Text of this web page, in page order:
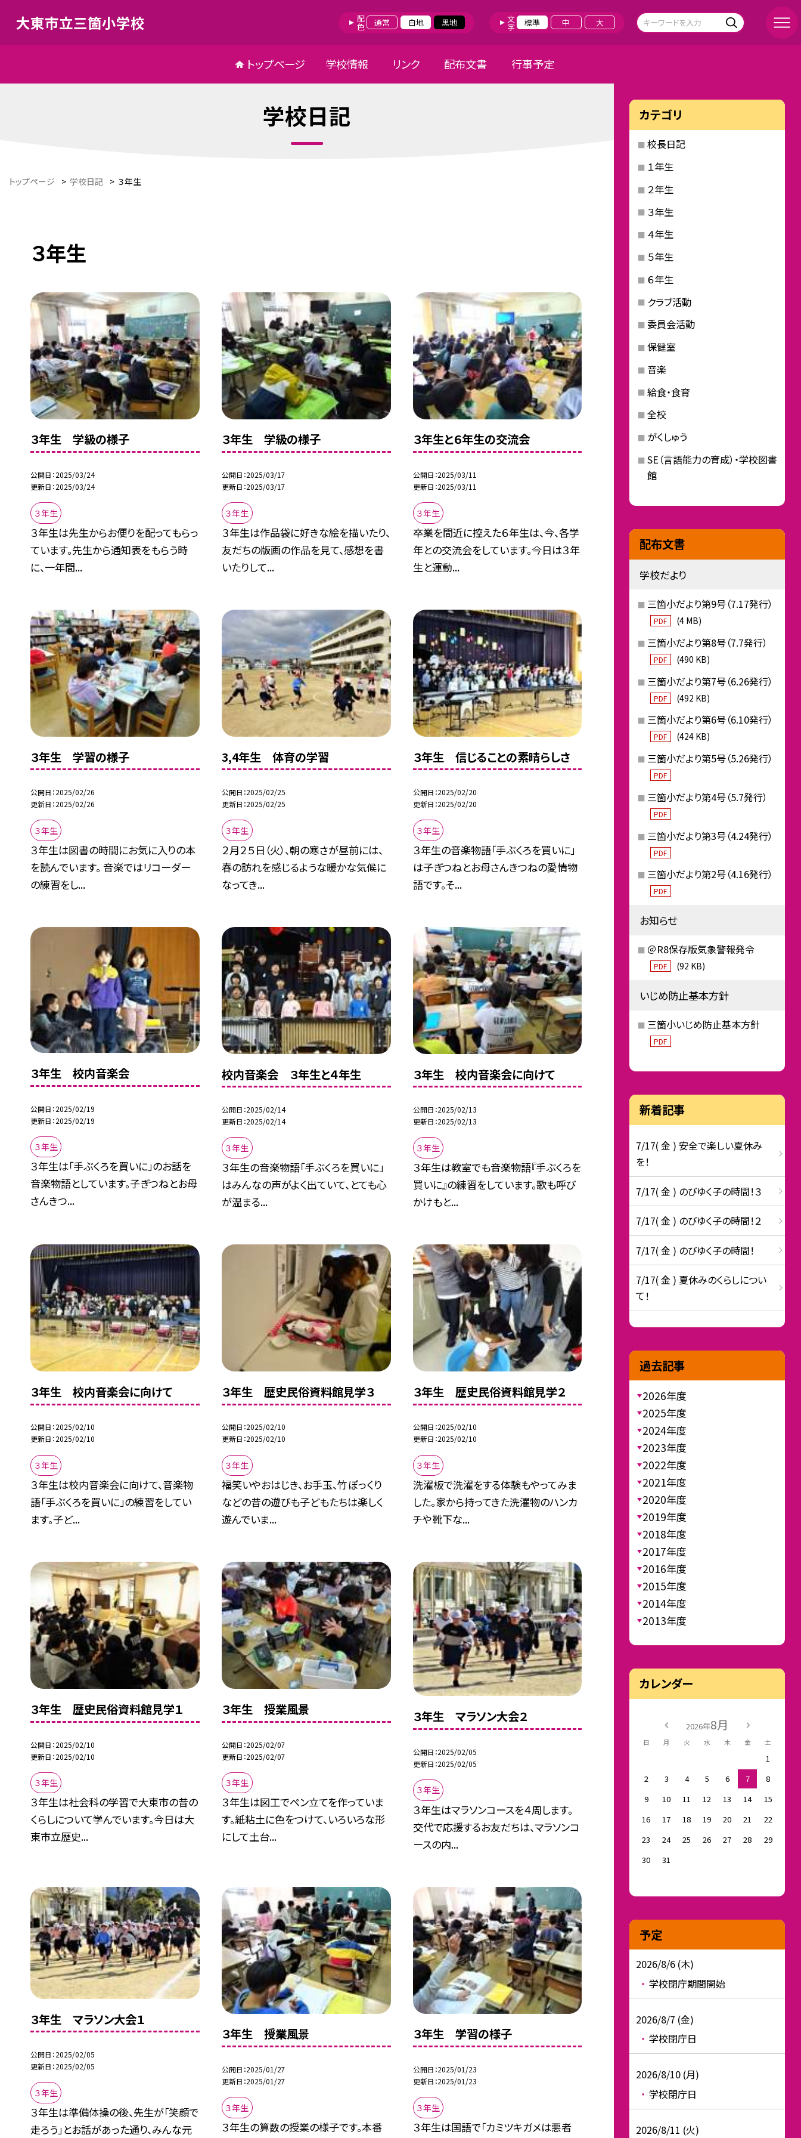
大東市立三箇小学校 配色 通常 白地 黒地 文字 標準 中 大
トップページ 学校情報 リンク 配布文書 行事予定
学校日記
トップページ > 学校日記 > ３年生
３年生
３年生 学級の様子
公開日 2025/03/24
更新日 2025/03/24
３年生
３年生は先生からお便りを配ってもらっ
ています。先生から通知表をもらう時
に、一年間...
３年生 学級の様子
公開日 2025/03/17
更新日 2025/03/17
３年生
３年生は作品袋に好きな絵を描いたり、
友だちの版画の作品を見て、感想を書
いたりして...
３年生と６年生の交流会
公開日 2025/03/11
更新日 2025/03/11
３年生
卒業を間近に控えた６年生は、今、各学
年との交流会をしています。今日は３年
生と運動...
３年生 学習の様子
公開日 2025/02/26
更新日 2025/02/26
３年生
３年生は図書の時間にお気に入りの本
を読んでいます。 音楽ではリコーダー
の練習をし...
3,4年生 体育の学習
公開日 2025/02/25
更新日 2025/02/25
３年生
２月２５日（火）、朝の寒さが昼前には、
春の訪れを感じるような暖かな気候に
なってき...
３年生 信じることの素晴らしさ
公開日 2025/02/20
更新日 2025/02/20
３年生
３年生の音楽物語「手ぶくろを買いに」
は子ぎつねとお母さんきつねの愛情物
語です。そ...
３年生 校内音楽会
公開日 2025/02/19
更新日 2025/02/19
３年生
３年生は「手ぶくろを買いに」のお話を
音楽物語としています。子ぎつねとお母
さんきつ...
校内音楽会 ３年生と４年生
公開日 2025/02/14
更新日 2025/02/14
３年生
３年生の音楽物語「手ぶくろを買いに」
はみんなの声がよく出ていて、とても心
が温まる...
３年生 校内音楽会に向けて
公開日 2025/02/13
更新日 2025/02/13
３年生
３年生は教室でも音楽物語『手ぶくろを
買いに』の練習をしています。歌も呼び
かけもと...
３年生 校内音楽会に向けて
公開日 2025/02/10
更新日 2025/02/10
３年生
３年生は校内音楽会に向けて、音楽物
語「手ぶくろを買いに」の練習をしてい
ます。子ど...
３年生 歴史民俗資料館見学３
公開日 2025/02/10
更新日 2025/02/10
３年生
福笑いやおはじき、お手玉、竹ぽっくり
などの昔の遊びも子どもたちは楽しく
遊んでいま...
３年生 歴史民俗資料館見学２
公開日 2025/02/10
更新日 2025/02/10
３年生
洗濯板で洗濯をする体験もやってみま
した。家から持ってきた洗濯物のハンカ
チや靴下な...
３年生 歴史民俗資料館見学１
公開日 2025/02/10
更新日 2025/02/10
３年生
３年生は社会科の学習で大東市の昔の
くらしについて学んでいます。今日は大
東市立歴史...
３年生 授業風景
公開日 2025/02/07
更新日 2025/02/07
３年生
３年生は図工でペン立てを作っていま
す。紙粘土に色をつけて、いろいろな形
にして土台...
３年生 マラソン大会２
公開日 2025/02/05
更新日 2025/02/05
３年生
３年生はマラソンコースを４周します。
交代で応援するお友だちは、マラソンコ
ースの内...
３年生 マラソン大会１
公開日 2025/02/05
更新日 2025/02/05
３年生
３年生は準備体操の後、先生が「笑顔で
走ろう」とお話があった通り、みんな元
３年生 授業風景
公開日 2025/01/27
更新日 2025/01/27
３年生
３年生の算数の授業の様子です。本番
３年生 学習の様子
公開日 2025/01/23
更新日 2025/01/23
３年生
３年生は国語で「カミツキガメは悪者
カテゴリ
校長日記
１年生
２年生
３年生
４年生
５年生
６年生
クラブ活動
委員会活動
保健室
音楽
給食・食育
全校
がくしゅう
SE（言語能力の育成）・学校図書
館
配布文書
学校だより
三箇小だより第9号（7.17発行）
PDF (4 MB)
三箇小だより第8号（7.7発行）
PDF (490 KB)
三箇小だより第7号（6.26発行）
PDF (492 KB)
三箇小だより第6号（6.10発行）
PDF (424 KB)
三箇小だより第5号（5.26発行）
PDF
三箇小だより第4号（5.7発行）
PDF
三箇小だより第3号（4.24発行）
PDF
三箇小だより第2号（4.16発行）
PDF
お知らせ
＠R8保存版気象警報発令
PDF (92 KB)
いじめ防止基本方針
三箇小いじめ防止基本方針
PDF
新着記事
7/17( 金 ) 安全で楽しい夏休み
を！
7/17( 金 ) のびゆく子の時間！３
7/17( 金 ) のびゆく子の時間！２
7/17( 金 ) のびゆく子の時間！
7/17( 金 ) 夏休みのくらしについ
て！
過去記事
2026年度
2025年度
2024年度
2023年度
2022年度
2021年度
2020年度
2019年度
2018年度
2017年度
2016年度
2015年度
2014年度
2013年度
カレンダー
2026年8月
日 月 火 水 木 金 土
1
2
3 4 5 6 7
8
9
10 11 12 13 14
15
16
17 18 19 20 21
22
23
24 25 26 27 28
29
30
31
予定
2026/8/6 (木)
学校閉庁期間開始
2026/8/7 (金)
学校閉庁日
2026/8/10 (月)
学校閉庁日
2026/8/11 (火)